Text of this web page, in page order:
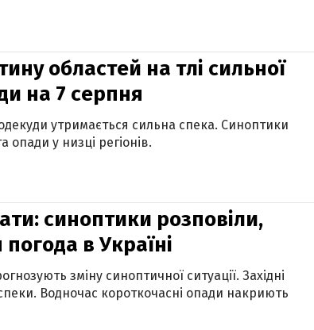
областей на тлі сильної
на 7 серпня
утримається сильна спека. Синоптики
опади у низці регіонів.
синоптики розповіли,
в Україні
зміну синоптичної ситуації. Західні
Водночас короткочасні опади накриють